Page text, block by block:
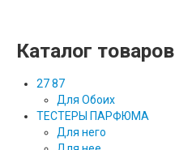
Каталог товаров
27 87
Для Обоих
ТЕСТЕРЫ ПАРФЮМА
Для него